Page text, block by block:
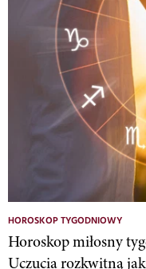
HOROSKOP TYGODNIOWY
Horoskop miłosny
Uczucia rozkwitną